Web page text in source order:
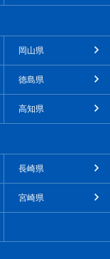
岡山県
徳島県
高知県
長崎県
宮崎県